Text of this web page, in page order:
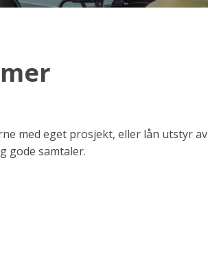
med eget prosjekt, eller lån utstyr av
gode samtaler.